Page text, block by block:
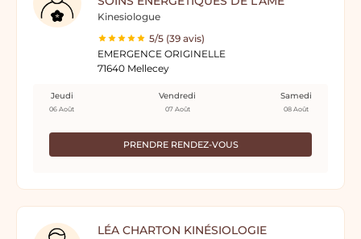
Kinesiologue
5/5 (39 avis)
EMERGENCE ORIGINELLE
71640 Mellecey
PRENDRE RENDEZ-VOUS
Jeudi
06 Août
Vendredi
07 Août
Samedi
08 Août
LÉA CHARTON KINÉSIOLOGIE